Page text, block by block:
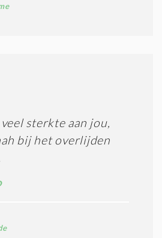
sterkte aan jou,
bij het overlijden